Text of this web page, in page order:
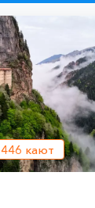
446 кают